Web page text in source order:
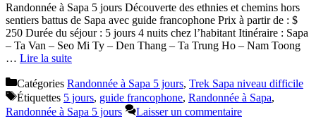
Randonnée à Sapa 5 jours Découverte des ethnies et chemins hors
sentiers battus de Sapa avec guide francophone Prix à partir de : $
250 Durée du séjour : 5 jours 4 nuits chez l’habitant Itinéraire : Sapa
– Ta Van – Seo Mi Ty – Den Thang – Ta Trung Ho – Nam Toong
… Lire la suite
Catégories Randonnée à Sapa 5 jours, Trek Sapa niveau difficile
Étiquettes 5 jours, guide francophone, Randonnée à Sapa,
Randonnée à Sapa 5 jours
Laisser un commentaire